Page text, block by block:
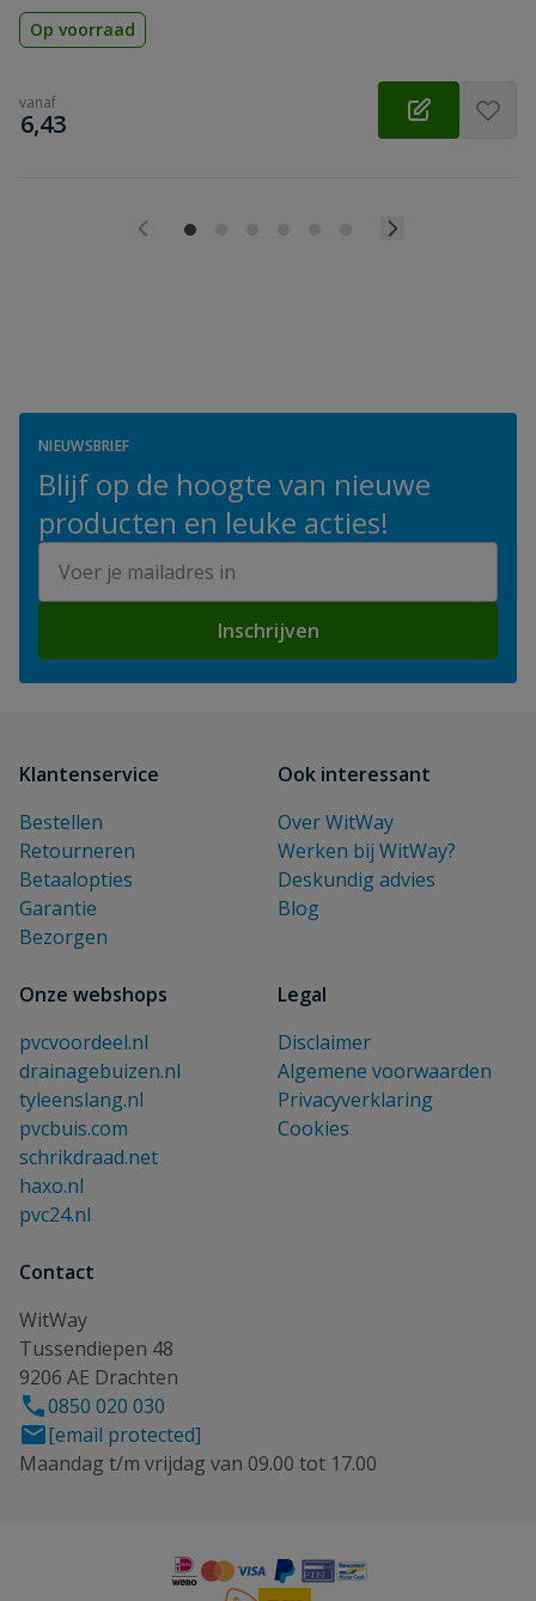
Op voorraad
vanaf
€
6,43
NIEUWSBRIEF
Blijf op de hoogte van nieuwe
producten en leuke acties!
Inschrijven
Klantenservice
Bestellen
Retourneren
Betaalopties
Garantie
Bezorgen
Ook interessant
Over WitWay
Werken bij WitWay?
Deskundig advies
Blog
Onze webshops
pvcvoordeel.nl
drainagebuizen.nl
tyleenslang.nl
pvcbuis.com
schrikdraad.net
haxo.nl
pvc24.nl
Legal
Disclaimer
Algemene voorwaarden
Privacyverklaring
Cookies
Contact
WitWay
Tussendiepen 48
9206 AE Drachten
0850 020 030
[email protected]
Maandag t/m vrijdag van 09.00 tot 17.00